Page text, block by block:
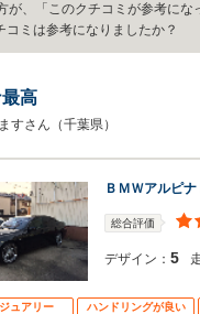
が、「このクチコミが参考にな
コミは参考になりましたか？
高
すさん（千葉県）
ＢＭＷアルピ
総合評価
デザイン： 5
ュアリー ハンドリングが良い